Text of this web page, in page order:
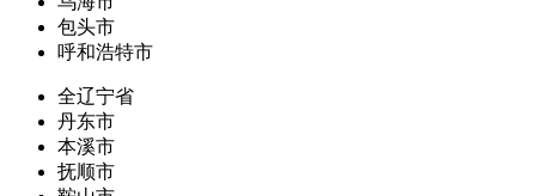
包头市
呼和浩特市
全辽宁省
丹东市
本溪市
抚顺市